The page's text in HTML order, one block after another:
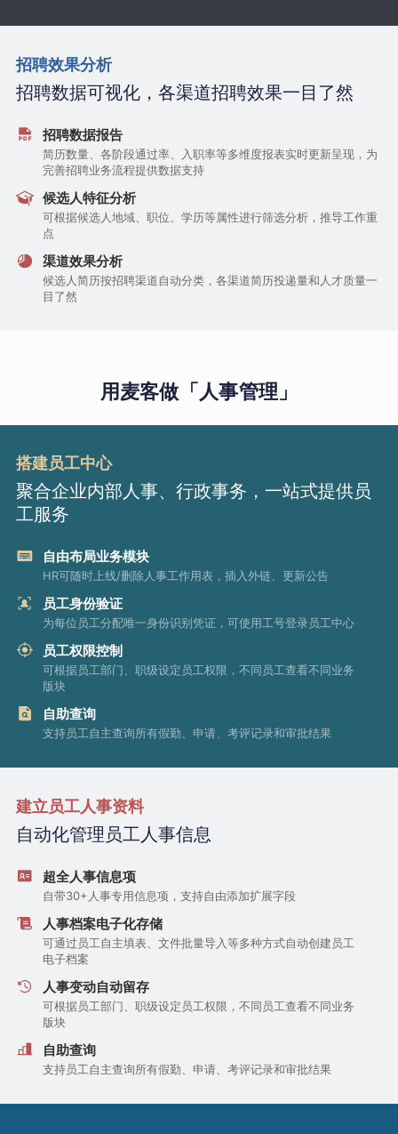
招聘效果分析
招聘数据可视化，各渠道招聘效果一目了然
招聘数据报告
简历数量、各阶段通过率、入职率等多维度报表实时更新呈现，为
完善招聘业务流程提供数据支持
候选人特征分析
可根据候选人地域、职位、学历等属性进行筛选分析，推导工作重
点
渠道效果分析
候选人简历按招聘渠道自动分类，各渠道简历投递量和人才质量一
目了然
用麦客做「人事管理」
搭建员工中心
聚合企业内部人事、行政事务，一站式提供员
工服务
自由布局业务模块
HR可随时上线/删除人事工作用表，插入外链、更新公告
员工身份验证
为每位员工分配唯一身份识别凭证，可使用工号登录员工中心
员工权限控制
可根据员工部门、职级设定员工权限，不同员工查看不同业务
版块
自助查询
支持员工自主查询所有假勤、申请、考评记录和审批结果
建立员工人事资料
自动化管理员工人事信息
超全人事信息项
自带30+人事专用信息项，支持自由添加扩展字段
人事档案电子化存储
可通过员工自主填表、文件批量导入等多种方式自动创建员工
电子档案
人事变动自动留存
可根据员工部门、职级设定员工权限，不同员工查看不同业务
版块
自助查询
支持员工自主查询所有假勤、申请、考评记录和审批结果